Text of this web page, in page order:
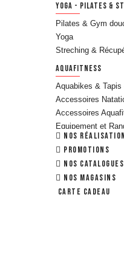
YOGA - PILATES &
Pilates & Gym
Yoga
Streching &
AQUAFITNESS
Aquabikes & Tapis
Accessoires
Accessoires
Equipement et
MATÉRIELS DE
Haltères & Racks
Disques & Supports
Barres de
Nos
Promotions
Nos catalogues
NOS MAGASINS
Carte cadeau